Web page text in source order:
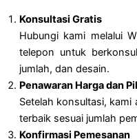
Konsultasi Gratis
Hubungi kami melalui
telepon untuk
jumlah, dan desain.
Penawaran Harga dan
Setelah konsultasi,
terbaik sesuai jumlah
Konfirmasi Pemesanan